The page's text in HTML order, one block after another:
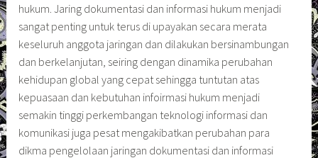
hukum. Jaring dokumentasi dan informasi hukum menjadi
sangat penting untuk terus di upayakan secara merata
keseluruh anggota jaringan dan dilakukan bersinambungan
dan berkelanjutan, seiring dengan dinamika perubahan
kehidupan global yang cepat sehingga tuntutan atas
kepuasaan dan kebutuhan infoirmasi hukum menjadi
semakin tinggi perkembangan teknologi informasi dan
komunikasi juga pesat mengakibatkan perubahan para
dikma pengelolaan jaringan dokumentasi dan informasi